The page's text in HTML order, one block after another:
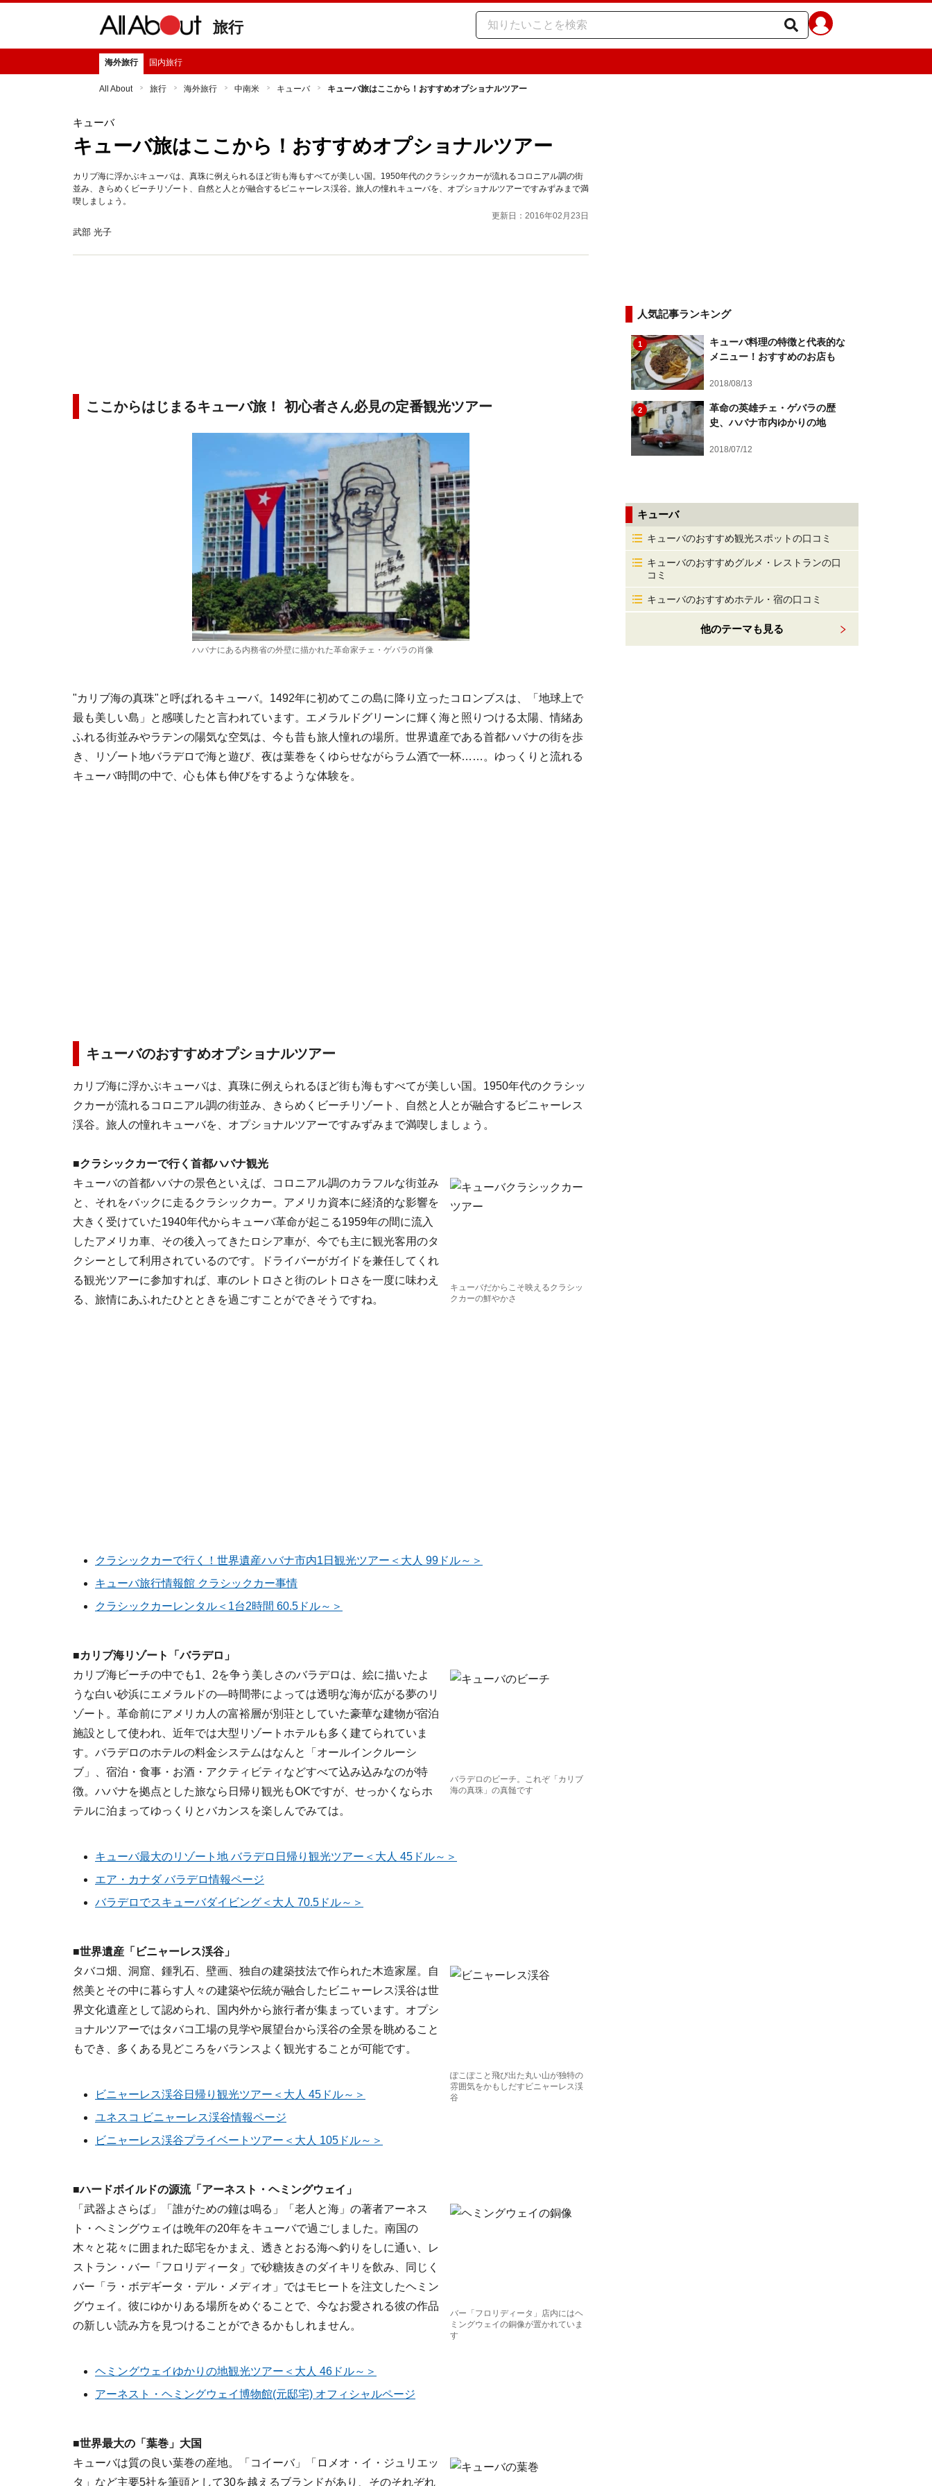
旅行
海外旅行 国内旅行
All About 旅行 海外旅行 中南米 キューバ キューバ旅はここから！おすすめオプショナルツアー
キューバ
キューバ旅はここから！おすすめオプショナルツアー
カリブ海に浮かぶキューバは、真珠に例えられるほど街も海もすべてが美しい国。1950年代のクラシックカーが流れるコロニアル調の街
並み、きらめくビーチリゾート、自然と人とが融合するビニャーレス渓谷。旅人の憧れキューバを、オプショナルツアーですみずみまで満
喫しましょう。
更新日：2016年02月23日
武部 光子
ここからはじまるキューバ旅！ 初心者さん必見の定番観光ツアー
ハバナにある内務省の外壁に描かれた革命家チェ・ゲバラの肖像
"カリブ海の真珠"と呼ばれるキューバ。1492年に初めてこの島に降り立ったコロンブスは、「地球上で
最も美しい島」と感嘆したと言われています。エメラルドグリーンに輝く海と照りつける太陽、情緒あ
ふれる街並みやラテンの陽気な空気は、今も昔も旅人憧れの場所。世界遺産である首都ハバナの街を歩
き、リゾート地バラデロで海と遊び、夜は葉巻をくゆらせながらラム酒で一杯……。ゆっくりと流れる
キューバ時間の中で、心も体も伸びをするような体験を。
キューバのおすすめオプショナルツアー
カリブ海に浮かぶキューバは、真珠に例えられるほど街も海もすべてが美しい国。1950年代のクラシッ
クカーが流れるコロニアル調の街並み、きらめくビーチリゾート、自然と人とが融合するビニャーレス
渓谷。旅人の憧れキューバを、オプショナルツアーですみずみまで満喫しましょう。
■クラシックカーで行く首都ハバナ観光
キューバだからこそ映えるクラシッ
クカーの鮮やかさ
キューバの首都ハバナの景色といえば、コロニアル調のカラフルな街並み
と、それをバックに走るクラシックカー。アメリカ資本に経済的な影響を
大きく受けていた1940年代からキューバ革命が起こる1959年の間に流入
したアメリカ車、その後入ってきたロシア車が、今でも主に観光客用のタ
クシーとして利用されているのです。ドライバーがガイドを兼任してくれ
る観光ツアーに参加すれば、車のレトロさと街のレトロさを一度に味わえ
る、旅情にあふれたひとときを過ごすことができそうですね。
クラシックカーで行く！世界遺産ハバナ市内1日観光ツアー＜大人 99ドル～＞
キューバ旅行情報館 クラシックカー事情
クラシックカーレンタル＜1台2時間 60.5ドル～＞
■カリブ海リゾート「バラデロ」
バラデロのビーチ。これぞ「カリブ
海の真珠」の真髄です
カリブ海ビーチの中でも1、2を争う美しさのバラデロは、絵に描いたよ
うな白い砂浜にエメラルドの―時間帯によっては透明な海が広がる夢のリ
ゾート。革命前にアメリカ人の富裕層が別荘としていた豪華な建物が宿泊
施設として使われ、近年では大型リゾートホテルも多く建てられていま
す。バラデロのホテルの料金システムはなんと「オールインクルーシ
ブ」、宿泊・食事・お酒・アクティビティなどすべて込み込みなのが特
徴。ハバナを拠点とした旅なら日帰り観光もOKですが、せっかくならホ
テルに泊まってゆっくりとバカンスを楽しんでみては。
キューバ最大のリゾート地 バラデロ日帰り観光ツアー＜大人 45ドル～＞
エア・カナダ バラデロ情報ページ
バラデロでスキューバダイビング＜大人 70.5ドル～＞
■世界遺産「ビニャーレス渓谷」
ぽこぽこと飛び出た丸い山が独特の
雰囲気をかもしだすビニャーレス渓
谷
タバコ畑、洞窟、鍾乳石、壁画、独自の建築技法で作られた木造家屋。自
然美とその中に暮らす人々の建築や伝統が融合したビニャーレス渓谷は世
界文化遺産として認められ、国内外から旅行者が集まっています。オプシ
ョナルツアーではタバコ工場の見学や展望台から渓谷の全景を眺めること
もでき、多くある見どころをバランスよく観光することが可能です。
ビニャーレス渓谷日帰り観光ツアー＜大人 45ドル～＞
ユネスコ ビニャーレス渓谷情報ページ
ビニャーレス渓谷プライベートツアー＜大人 105ドル～＞
■ハードボイルドの源流「アーネスト・ヘミングウェイ」
バー「フロリディータ」店内にはヘ
ミングウェイの銅像が置かれていま
す
「武器よさらば」「誰がための鐘は鳴る」「老人と海」の著者アーネス
ト・ヘミングウェイは晩年の20年をキューバで過ごしました。南国の
木々と花々に囲まれた邸宅をかまえ、透きとおる海へ釣りをしに通い、レ
ストラン・バー「フロリディータ」で砂糖抜きのダイキリを飲み、同じく
バー「ラ・ボデギータ・デル・メディオ」ではモヒートを注文したヘミン
グウェイ。彼にゆかりある場所をめぐることで、今なお愛される彼の作品
の新しい読み方を見つけることができるかもしれません。
ヘミングウェイゆかりの地観光ツアー＜大人 46ドル～＞
アーネスト・ヘミングウェイ博物館(元邸宅) オフィシャルページ
■世界最大の「葉巻」大国
キューバは質の良い葉巻の産地。「コイーバ」「ロメオ・イ・ジュリエッ
タ」など主要5社を筆頭として30を越えるブランドがあり、そのそれぞれ
人気記事ランキング
1
キューバ料理の特徴と代表的な
メニュー！おすすめのお店も
2018/08/13
2
革命の英雄チェ・ゲバラの歴
史、ハバナ市内ゆかりの地
2018/07/12
キューバ
キューバのおすすめ観光スポットの口コミ
キューバのおすすめグルメ・レストランの口
コミ
キューバのおすすめホテル・宿の口コミ
他のテーマも見る